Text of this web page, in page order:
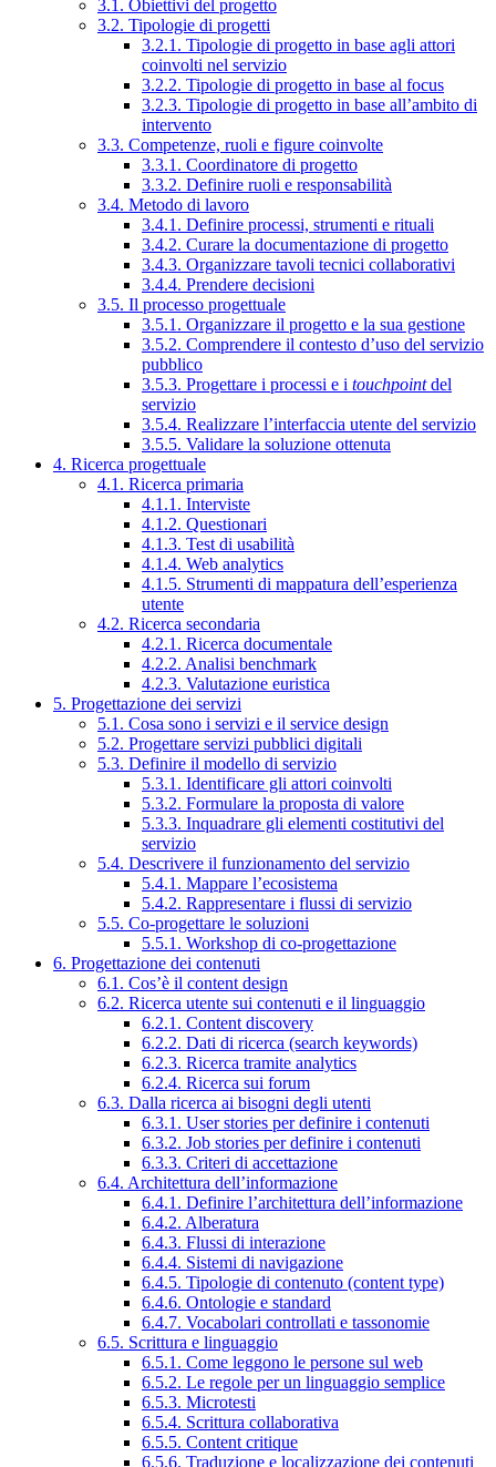
3.1. Obiettivi del progetto
3.2. Tipologie di progetti
3.2.1. Tipologie di progetto in base agli attori
coinvolti nel servizio
3.2.2. Tipologie di progetto in base al focus
3.2.3. Tipologie di progetto in base all’ambito di
intervento
3.3. Competenze, ruoli e figure coinvolte
3.3.1. Coordinatore di progetto
3.3.2. Definire ruoli e responsabilità
3.4. Metodo di lavoro
3.4.1. Definire processi, strumenti e rituali
3.4.2. Curare la documentazione di progetto
3.4.3. Organizzare tavoli tecnici collaborativi
3.4.4. Prendere decisioni
3.5. Il processo progettuale
3.5.1. Organizzare il progetto e la sua gestione
3.5.2. Comprendere il contesto d’uso del servizio
pubblico
3.5.3. Progettare i processi e i touchpointdel
servizio
3.5.4. Realizzare l’interfaccia utente del servizio
3.5.5. Validare la soluzione ottenuta
4. Ricerca progettuale
4.1. Ricerca primaria
4.1.1. Interviste
4.1.2. Questionari
4.1.3. Test di usabilità
4.1.4. Web analytics
4.1.5. Strumenti di mappatura dell’esperienza
utente
4.2. Ricerca secondaria
4.2.1. Ricerca documentale
4.2.2. Analisi benchmark
4.2.3. Valutazione euristica
5. Progettazione dei servizi
5.1. Cosa sono i servizi e il service design
5.2. Progettare servizi pubblici digitali
5.3. Definire il modello di servizio
5.3.1. Identificare gli attori coinvolti
5.3.2. Formulare la proposta di valore
5.3.3. Inquadrare gli elementi costitutivi del
servizio
5.4. Descrivere il funzionamento del servizio
5.4.1. Mappare l’ecosistema
5.4.2. Rappresentare i flussi di servizio
5.5. Co-progettare le soluzioni
5.5.1. Workshop di co-progettazione
6. Progettazione dei contenuti
6.1. Cos’è il content design
6.2. Ricerca utente sui contenuti e il linguaggio
6.2.1. Content discovery
6.2.2. Dati di ricerca (search keywords)
6.2.3. Ricerca tramite analytics
6.2.4. Ricerca sui forum
6.3. Dalla ricerca ai bisogni degli utenti
6.3.1. User stories per definire i contenuti
6.3.2. Job stories per definire i contenuti
6.3.3. Criteri di accettazione
6.4. Architettura dell’informazione
6.4.1. Definire l’architettura dell’informazione
6.4.2. Alberatura
6.4.3. Flussi di interazione
6.4.4. Sistemi di navigazione
6.4.5. Tipologie di contenuto (content type)
6.4.6. Ontologie e standard
6.4.7. Vocabolari controllati e tassonomie
6.5. Scrittura e linguaggio
6.5.1. Come leggono le persone sul web
6.5.2. Le regole per un linguaggio semplice
6.5.3. Microtesti
6.5.4. Scrittura collaborativa
6.5.5. Content critique
6.5.6. Traduzione e localizzazione dei contenuti